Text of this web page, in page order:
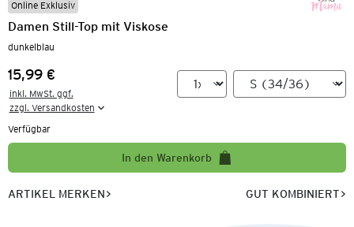
Online Exklusiv
Damen Still-Top mit Viskose
dunkelblau
Preis:
15,99 €
inkl. MwSt. ggf.
zzgl. Versandkosten
Verfügbar
In den Warenkorb
ARTIKEL MERKEN GUT KOMBINIERT